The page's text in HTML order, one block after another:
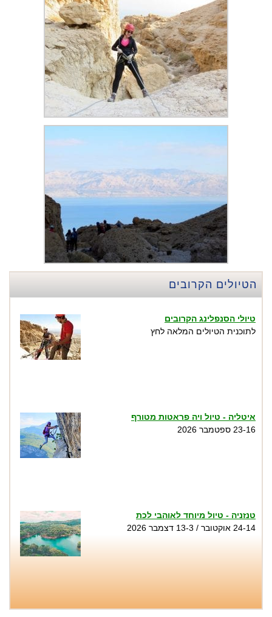
הטיולים הקרובים
טיולי הסנפלינג הקרובים
לתוכנית הטיולים המלאה לחץ